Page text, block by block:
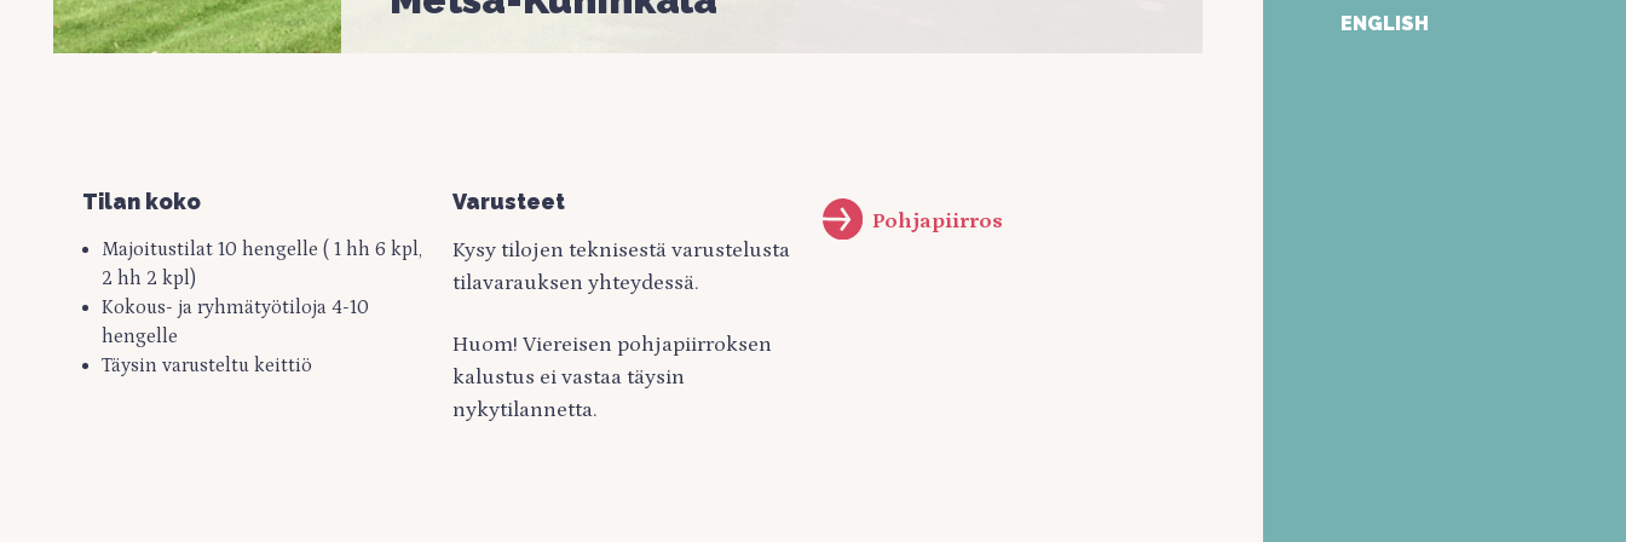
ENGLISH
Tilan koko
Majoitustilat 10 hengelle ( 1 hh 6 kpl,
2 hh 2 kpl)
Kokous- ja ryhmätyötiloja 4-10
hengelle
Täysin varusteltu keittiö
Varusteet
Kysy tilojen teknisestä varustelusta
tilavarauksen yhteydessä.
Huom! Viereisen pohjapiirroksen
kalustus ei vastaa täysin
nykytilannetta.
Pohjapiirros